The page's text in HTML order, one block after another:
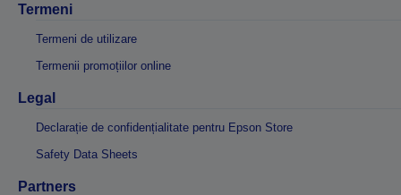
Termeni
Termeni de utilizare
Termenii promoțiilor online
Legal
Declarație de confidențialitate pentru Epson Store
Safety Data Sheets
Partners